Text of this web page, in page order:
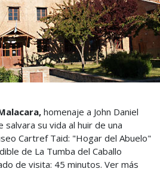
homenaje a John Daniel
salvara su vida al huir de una
Cartref Taid: "Hogar del Abuelo"
de La Tumba del Caballo
de visita: 45 minutos. Ver más